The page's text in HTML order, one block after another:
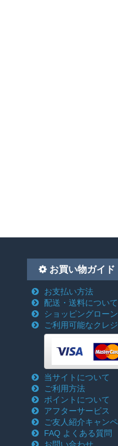
お買い物ガイド
お支払い方法
配送・送料について
ショッピングローン
ご利用可能なクレ
当サイトについて
ご利用方法
ポイントについて
アフターサービス
ご友人紹介キャン
FAQ よくある質問